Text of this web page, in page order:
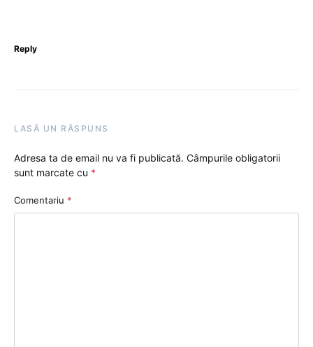
Reply
LASĂ UN RĂSPUNS
Adresa ta de email nu va fi publicată. Câmpurile obligatorii
sunt marcate cu *
Comentariu *